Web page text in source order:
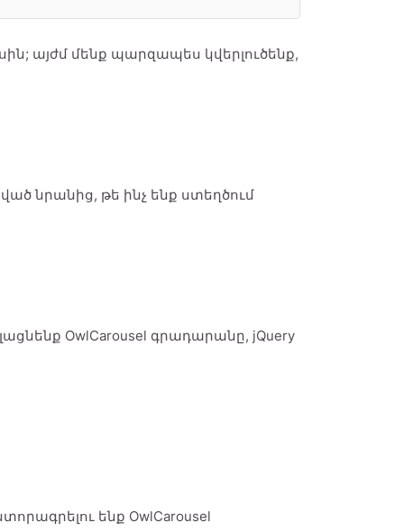
այժմ մենք պարզապես կվերլուծենք,
նրանից, թե ինչ ենք ստեղծում
OwlCarousel գրադարանը, jQuery
ենք OwlCarousel